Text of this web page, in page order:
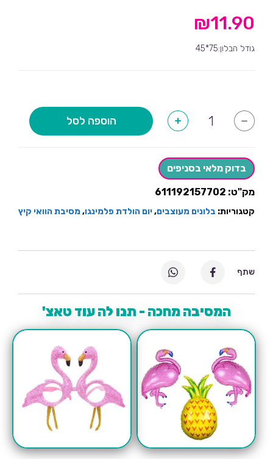
₪11.90
גודל הבלון:75*45
-
של
+ הוספה לסל
בדוק מלאי בסניפים
מק"ט: 611192157702
קטגוריות: בלונים מעוצבים,יום הולדת פלמינגו,מסיבת הוואי קיץ
המסיבה מחכה - תנו לה עוד טאצ'
שתף